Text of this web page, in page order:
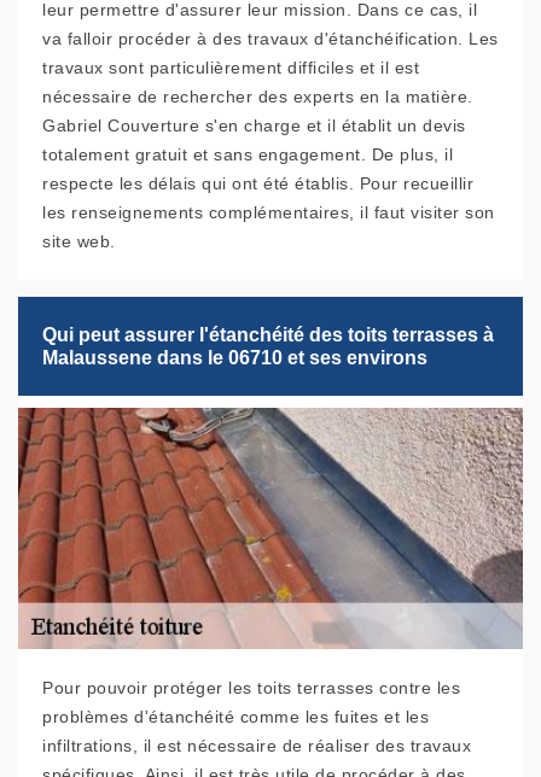
leur permettre d'assurer leur mission. Dans ce cas, il
va falloir procéder à des travaux d'étanchéification. Les
travaux sont particulièrement difficiles et il est
nécessaire de rechercher des experts en la matière.
Gabriel Couverture s'en charge et il établit un devis
totalement gratuit et sans engagement. De plus, il
respecte les délais qui ont été établis. Pour recueillir
les renseignements complémentaires, il faut visiter son
site web.
Qui peut assurer l'étanchéité des toits terrasses à
Malaussene dans le 06710 et ses environs
Pour pouvoir protéger les toits terrasses contre les
problèmes d'étanchéité comme les fuites et les
infiltrations, il est nécessaire de réaliser des travaux